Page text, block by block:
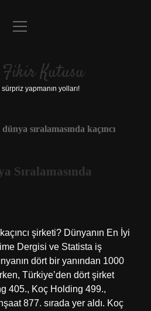
Anasayfa
Yasal Uyarı
menüyü
Fikir Kutusu
yapmanın yolları!
sıralamasında kaçıncı
Sıralamasında
şirketi? Dünyanın En İyi
Dergisi ve Statista iş
dört bir yanından 1000
Türkiye’den dört şirket
405., Koç Holding 499.,
877. sırada yer aldı. Koç